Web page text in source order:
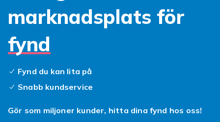
olika storlekar och här är det extra viktigt att
tänka på att köpa en tunnel som är rätt för dig,
för det skiljer en hel del på en tunnel på 11mm
och 14mm. Om det ändå blir helt galet fel vid
kundtjänst så hjälper vi dig att returnera eller
reklamera ditt köp!
marknadsplats för
fynd
Fynd du kan lita på
Snabb kundservice
Gör som miljoner kunder, hitta dina fynd hos oss!